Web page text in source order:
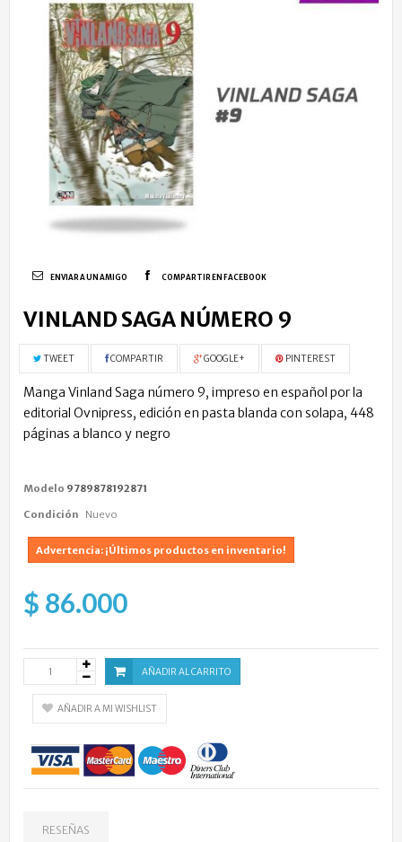
ENVIAR A UN AMIGO COMPARTIR EN FACEBOOK
VINLAND SAGA NÚMERO 9
TWEET COMPARTIR GOOGLE+ PINTEREST
Manga Vinland Saga número 9, impreso en español por la
editorial Ovnipress, edición en pasta blanda con solapa, 448
páginas a blanco y negro
Modelo 9789878192871
Condición Nuevo
Advertencia: ¡Últimos productos en inventario!
$ 86.000
AÑADIR AL CARRITO
AÑADIR A MI WISHLIST
RESEÑAS